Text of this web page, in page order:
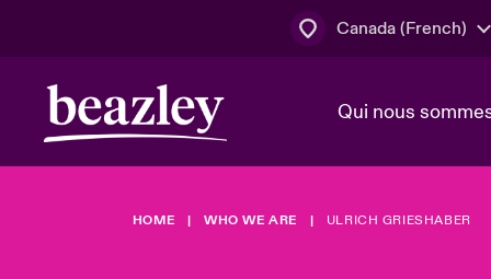
Canada (French)
Qui nous
Conseil
Client Cyber
HOME WHO WE ARE ULRICH GRIESHABER